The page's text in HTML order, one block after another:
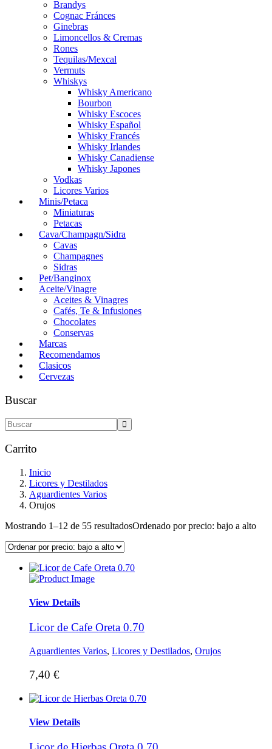
Brandys
Cognac Fránces
Ginebras
Limoncellos & Cremas
Rones
Tequilas/Mexcal
Vermuts
Whiskys
Whisky Americano
Bourbon
Whisky Escoces
Whisky Español
Whisky Francés
Whisky Irlandes
Whisky Canadiense
Whisky Japones
Vodkas
Licores Varios
Minis/Petaca
Miniaturas
Petacas
Cava/Champagn/Sidra
Cavas
Champagnes
Sidras
Pet/Banginox
Aceite/Vinagre
Aceites & Vinagres
Cafés, Te & Infusiones
Chocolates
Conservas
Marcas
Recomendamos
Clasicos
Cervezas
Buscar
Carrito
Inicio
Licores y Destilados
Aguardientes Varios
Orujos
Mostrando 1–12 de 55 resultadosOrdenado por precio: bajo a alto
View Details
Licor de Cafe Oreta 0.70
Aguardientes Varios, Licores y Destilados, Orujos
7,40 €
View Details